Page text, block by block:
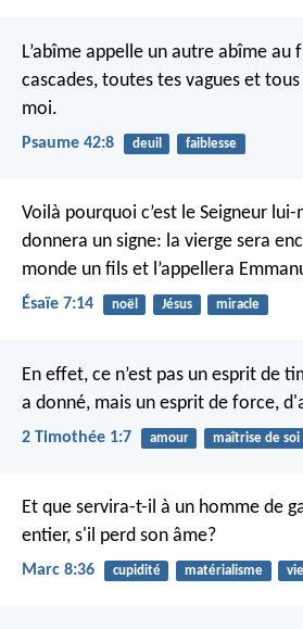
L’abîme appelle un autre abîme au
cascades, toutes tes vagues et
moi.
Psaume 42:8 deuil faiblesse
Voilà pourquoi c’est le Seigneur
donnera un signe: la vierge sera
monde un fils et l’appellera
Ésaïe 7:14 noël Jésus miracle
En effet, ce n’est pas un esprit de
a donné, mais un esprit de force,
2 Timothée 1:7 amour maîtrise de soi
Et que servira-t-il à un homme de
entier, s'il perd son âme?
Marc 8:36 cupidité matérialisme vie